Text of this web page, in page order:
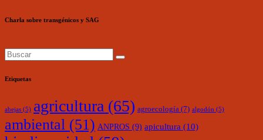
Charla sobre transgénicos y SAG
Etiquetas
abejas (5) agricultura (65) agroecología (7) algodón (5)
ambiental (51) ANPROS (9) apicultura (10)